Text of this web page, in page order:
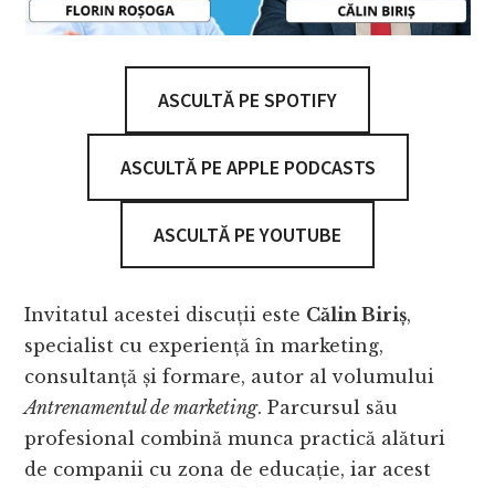
ASCULTĂ PE SPOTIFY
ASCULTĂ PE APPLE PODCASTS
ASCULTĂ PE YOUTUBE
Invitatul acestei discuții este Călin Biriș,
specialist cu experiență în marketing,
consultanță și formare, autor al volumului
Antrenamentul de marketing. Parcursul său
profesional combină munca practică alături
de companii cu zona de educație, iar acest